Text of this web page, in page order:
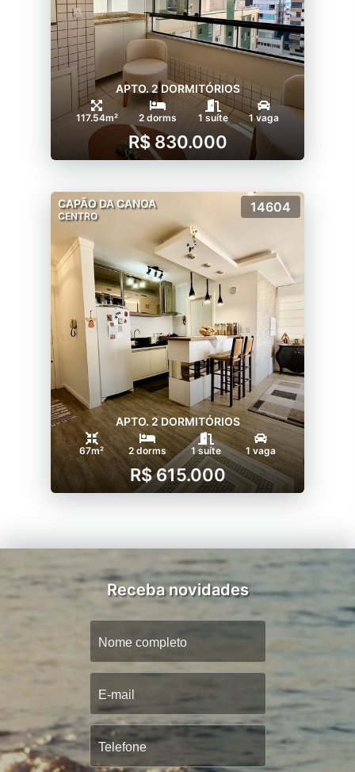
APTO. 2 DORMITÓRIOS
117.54m² 2 dorms 1 suíte 1 vaga
R$ 830.000
CAPÃO DA CANOA
CENTRO
14604
APTO. 2 DORMITÓRIOS
67m² 2 dorms 1 suíte 1 vaga
R$ 615.000
Receba novidades